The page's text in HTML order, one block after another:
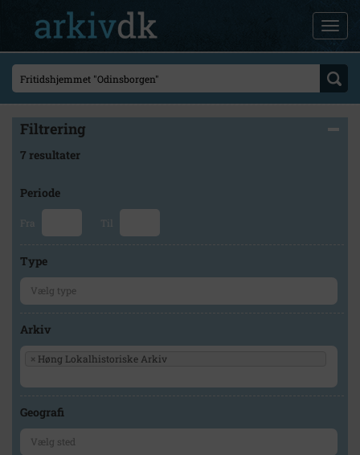
Filtrering
7 resultater
Periode
Fra Til
Type
Arkiv
× Høng Lokalhistoriske Arkiv
Geografi